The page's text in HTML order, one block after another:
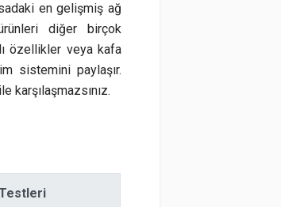
en gelişmiş ağ
diğer birçok
özellikler veya kafa
sistemini paylaşır.
karşılaşmazsınız.